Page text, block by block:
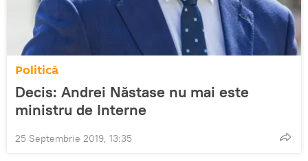
Politică
Decis: Andrei Năstase nu mai este
ministru de Interne
25 Septembrie 2019, 13:35